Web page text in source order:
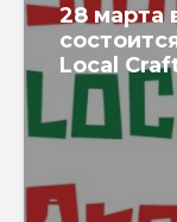
28 марта
Local